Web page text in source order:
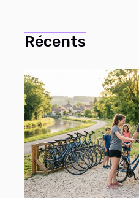
Récents